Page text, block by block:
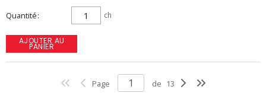
Quantité ch
AJOUTER AU
PANIER
Page de 13